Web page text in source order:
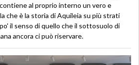
al proprio interno un vero e
che è la storia di Aquileia su più strati
il senso di quello che il sottosuolo di
ancora ci può riservare.